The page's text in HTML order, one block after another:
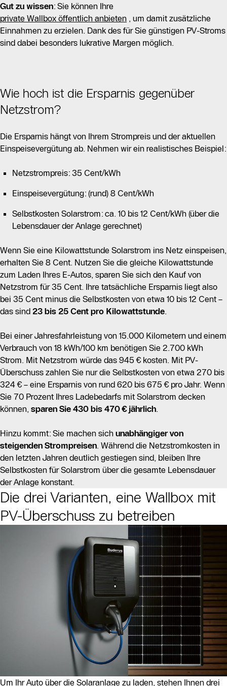
Gut zu wissen: Sie können Ihre
private Wallbox öffentlich anbieten , um damit zusätzliche
Einnahmen zu erzielen. Dank des für Sie günstigen PV-Stroms
sind dabei besonders lukrative Margen möglich.
Wie hoch ist die Ersparnis gegenüber
Netzstrom?
Die Ersparnis hängt von Ihrem Strompreis und der aktuellen
Einspeisevergütung ab. Nehmen wir ein realistisches Beispiel:
Netzstrompreis: 35 Cent/kWh
Einspeisevergütung: (rund) 8 Cent/kWh
Selbstkosten Solarstrom: ca. 10 bis 12 Cent/kWh (über die
Lebensdauer der Anlage gerechnet)
Wenn Sie eine Kilowattstunde Solarstrom ins Netz einspeisen,
erhalten Sie 8 Cent. Nutzen Sie die gleiche Kilowattstunde
zum Laden Ihres E-Autos, sparen Sie sich den Kauf von
Netzstrom für 35 Cent. Ihre tatsächliche Ersparnis liegt also
bei 35 Cent minus die Selbstkosten von etwa 10 bis 12 Cent –
das sind 23 bis 25 Cent pro Kilowattstunde.
Bei einer Jahresfahrleistung von 15.000 Kilometern und einem
Verbrauch von 18 kWh/100 km benötigen Sie 2.700 kWh
Strom. Mit Netzstrom würde das 945 € kosten. Mit PV-
Überschuss zahlen Sie nur die Selbstkosten von etwa 270 bis
324 € – eine Ersparnis von rund 620 bis 675 € pro Jahr. Wenn
Sie 70 Prozent Ihres Ladebedarfs mit Solarstrom decken
können, sparen Sie 430 bis 470 € jährlich.
Hinzu kommt: Sie machen sich unabhängiger von
steigenden Strompreisen. Während die Netzstromkosten in
den letzten Jahren deutlich gestiegen sind, bleiben Ihre
Selbstkosten für Solarstrom über die gesamte Lebensdauer
der Anlage konstant.
Die drei Varianten, eine Wallbox mit
PV-Überschuss zu betreiben
Um Ihr Auto über die Solaranlage zu laden, stehen Ihnen drei